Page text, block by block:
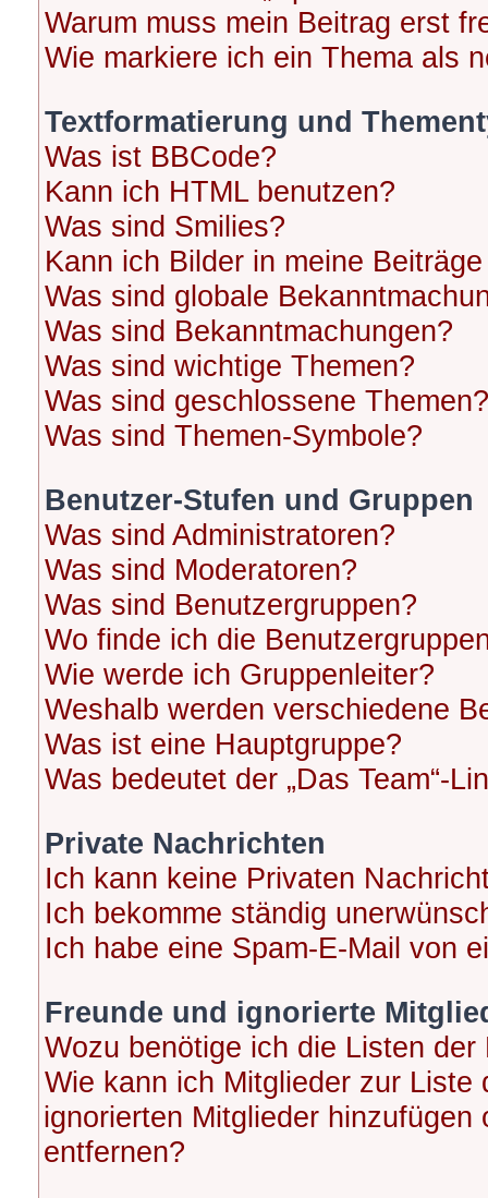
Warum muss mein Beitrag erst
Wie markiere ich ein Thema als
Textformatierung und
Was ist BBCode?
Kann ich HTML benutzen?
Was sind Smilies?
Kann ich Bilder in meine
Was sind globale
Was sind Bekanntmachungen?
Was sind wichtige Themen?
Was sind geschlossene Themen?
Was sind Themen-Symbole?
Benutzer-Stufen und Gruppen
Was sind Administratoren?
Was sind Moderatoren?
Was sind Benutzergruppen?
Wo finde ich die
Wie werde ich Gruppenleiter?
Weshalb werden verschiedene
Was ist eine Hauptgruppe?
Was bedeutet der „Das Team“-
Private Nachrichten
Ich kann keine Privaten
Ich bekomme ständig
Ich habe eine Spam-E-Mail von
Freunde und ignorierte
Wozu benötige ich die Listen
Wie kann ich Mitglieder zur
ignorierten Mitglieder
entfernen?